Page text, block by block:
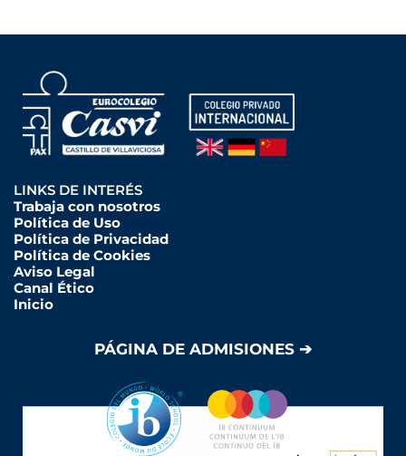
LINKS DE INTERÉS
Trabaja con nosotros
Política de Uso
Política de Privacidad
Política de Cookies
Aviso Legal
Canal Ético
Inicio
PÁGINA DE ADMISIONES ➔